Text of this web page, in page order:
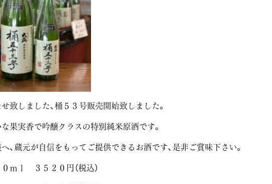
致しました、桶５３号販売開始致しました。
果実香で吟醸クラスの特別純米原酒です。
、蔵元が自信をもってご提供できるお酒です、是非ご賞味下さい。
０ｍｌ ３５２０円（税込）